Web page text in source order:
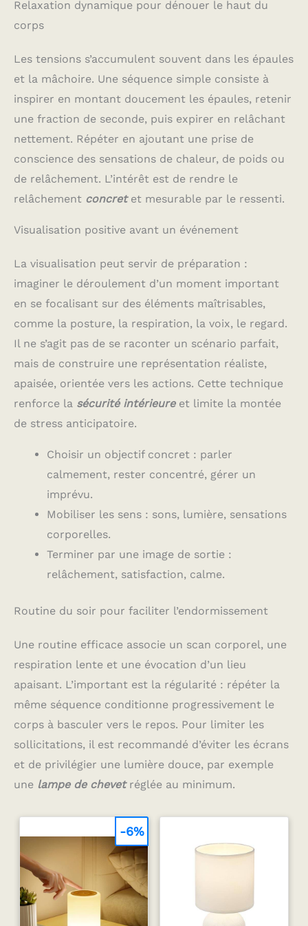
Relaxation dynamique pour dénouer le haut du
corps
Les tensions s’accumulent souvent dans les épaules
et la mâchoire. Une séquence simple consiste à
inspirer en montant doucement les épaules, retenir
une fraction de seconde, puis expirer en relâchant
nettement. Répéter en ajoutant une prise de
conscience des sensations de chaleur, de poids ou
de relâchement. L’intérêt est de rendre le
relâchement concretet mesurable par le ressenti.
Visualisation positive avant un événement
La visualisation peut servir de préparation :
imaginer le déroulement d’un moment important
en se focalisant sur des éléments maîtrisables,
comme la posture, la respiration, la voix, le regard.
Il ne s’agit pas de se raconter un scénario parfait,
mais de construire une représentation réaliste,
apaisée, orientée vers les actions. Cette technique
renforce la sécurité intérieureet limite la montée
de stress anticipatoire.
Choisir un objectif concret : parler
calmement, rester concentré, gérer un
imprévu.
Mobiliser les sens : sons, lumière, sensations
corporelles.
Terminer par une image de sortie :
relâchement, satisfaction, calme.
Routine du soir pour faciliter l’endormissement
Une routine efficace associe un scan corporel, une
respiration lente et une évocation d’un lieu
apaisant. L’important est la régularité : répéter la
même séquence conditionne progressivement le
corps à basculer vers le repos. Pour limiter les
sollicitations, il est recommandé d’éviter les écrans
et de privilégier une lumière douce, par exemple
une lampe de chevetréglée au minimum.
-6%